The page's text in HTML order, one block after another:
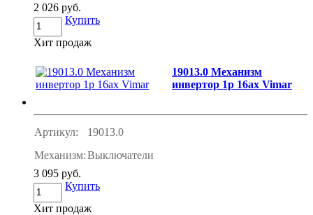
2 026 руб.
Купить
Хит продаж
19013.0 Механизм
инвертор 1p 16ax Vimar
Артикул:
19013.0
Механизм:Выключатели
3 095 руб.
Купить
Хит продаж